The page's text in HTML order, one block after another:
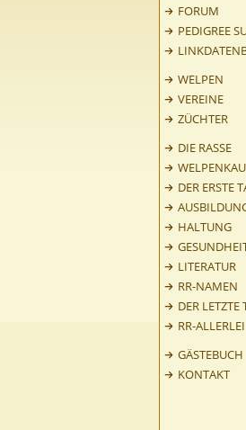
FORUM
PEDIGREE
WELPEN
VEREINE
ZÜCHTER
DIE RASSE
DER ERSTE
HALTUNG
LITERATUR
RR-NAMEN
DER LETZTE
RR-ALLERLEI
GÄSTEBUCH
KONTAKT